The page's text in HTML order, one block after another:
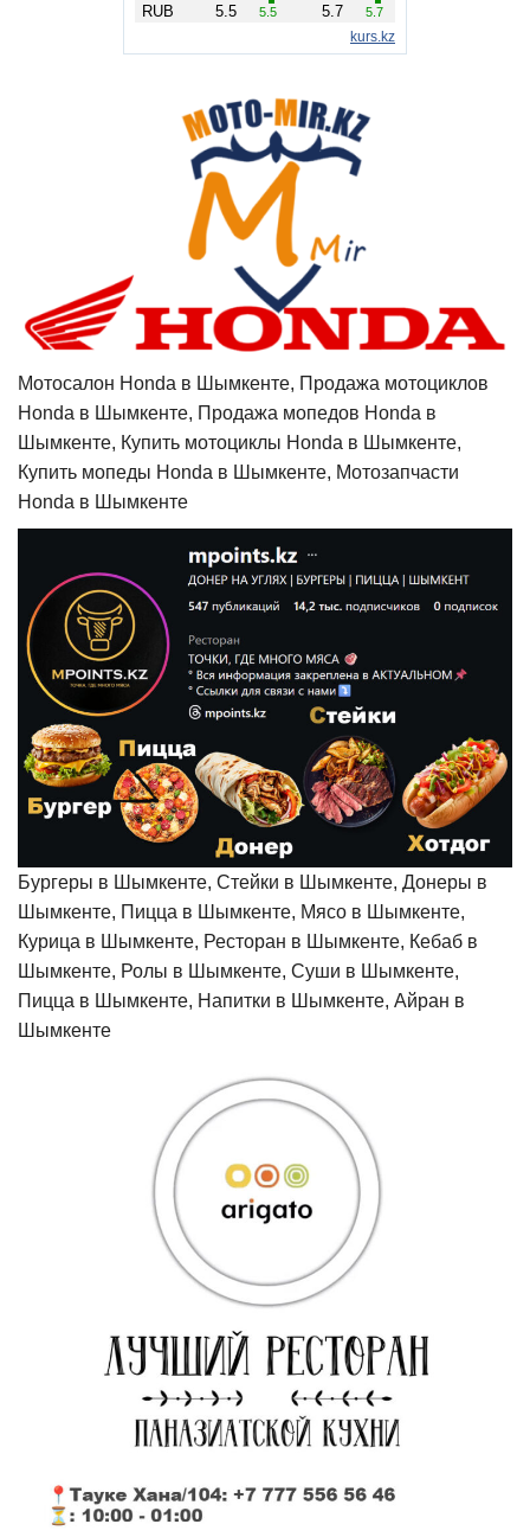
Мотосалон Honda в Шымкенте, Продажа мотоциклов
Honda в Шымкенте, Продажа мопедов Honda в
Шымкенте, Купить мотоциклы Honda в Шымкенте,
Купить мопеды Honda в Шымкенте, Мотозапчасти
Honda в Шымкенте
Бургеры в Шымкенте, Стейки в Шымкенте, Донеры в
Шымкенте, Пицца в Шымкенте, Мясо в Шымкенте,
Курица в Шымкенте, Ресторан в Шымкенте, Кебаб в
Шымкенте, Ролы в Шымкенте, Суши в Шымкенте,
Пицца в Шымкенте, Напитки в Шымкенте, Айран в
Шымкенте